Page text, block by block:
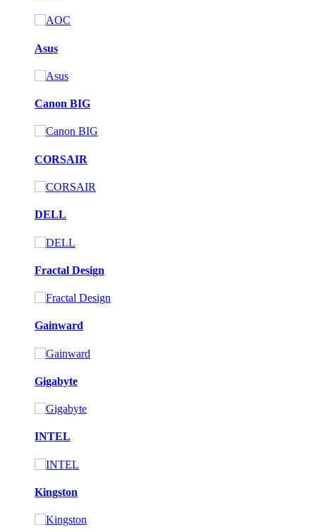
Asus
Canon BIG
CORSAIR
DELL
Fractal Design
Gainward
Gigabyte
INTEL
Kingston